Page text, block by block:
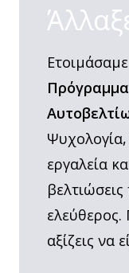
εργαλεία
ελεύθερος.
αξίζεις να